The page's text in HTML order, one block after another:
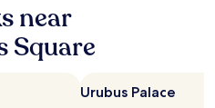
near
Square
Urubus Palace